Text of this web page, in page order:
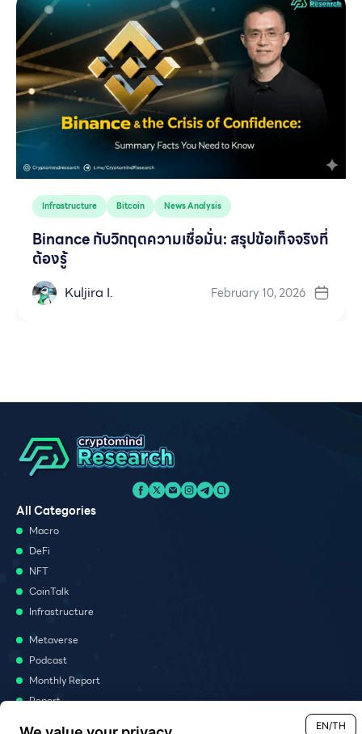
Infrastructure Bitcoin News Analysis
Binance กับวิกฤตความเชื่อมั่น: สรุปข้อเท็จจริงที่
ต้องรู้
Kuljira I. February 10, 2026
All Categories
Macro
DeFi
NFT
CoinTalk
Infrastructure
Metaverse
Podcast
Monthly Report
Report
EN/TH